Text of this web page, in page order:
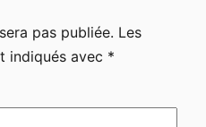
pas publiée. Les
indiqués avec *